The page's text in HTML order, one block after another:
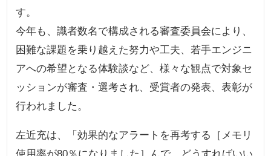
す。
今年も、識者数名で構成される審査委員会により、
困難な課題を乗り越えた努力や工夫、若手エンジニ
アへの希望となる体験談など、様々な観点で対象セ
ッションが審査・選考され、受賞者の発表、表彰が
行われました。
左近充は、「効果的なアラートを再考する［メモリ